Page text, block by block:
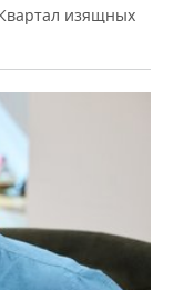
изящных